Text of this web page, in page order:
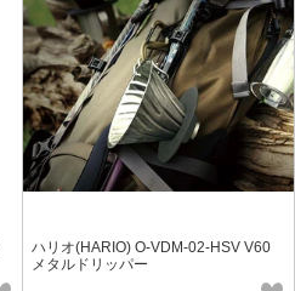
ハリオ(HARIO) O-VDM-02-HSV V60
メタルドリッパー